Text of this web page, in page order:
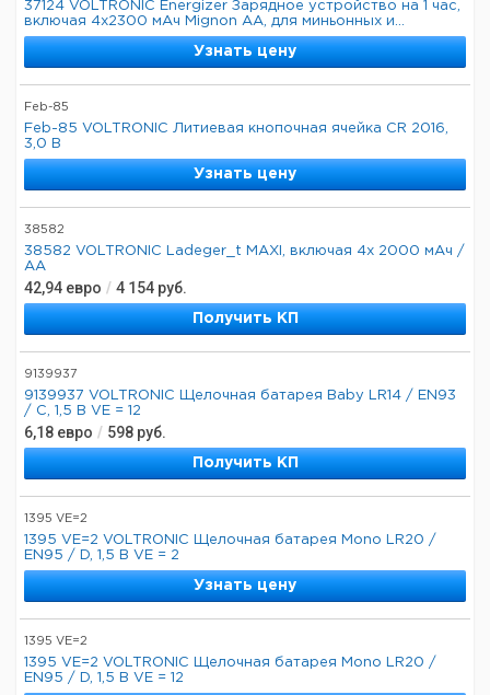
37124 VOLTRONIC Energizer Зарядное устройство на 1 час,
включая 4x2300 мАч Mignon AA, для миньонных и...
Узнать цену
Feb-85
Feb-85 VOLTRONIC Литиевая кнопочная ячейка CR 2016,
3,0 В
Узнать цену
38582
38582 VOLTRONIC Ladeger_t MAXI, включая 4x 2000 мАч /
AA
42,94 евро / 4 154 руб.
Получить КП
9139937
9139937 VOLTRONIC Щелочная батарея Baby LR14 / EN93
/ C, 1,5 В VE = 12
6,18 евро / 598 руб.
Получить КП
1395 VE=2
1395 VE=2 VOLTRONIC Щелочная батарея Mono LR20 /
EN95 / D, 1,5 В VE = 2
Узнать цену
1395 VE=2
1395 VE=2 VOLTRONIC Щелочная батарея Mono LR20 /
EN95 / D, 1,5 В VE = 12